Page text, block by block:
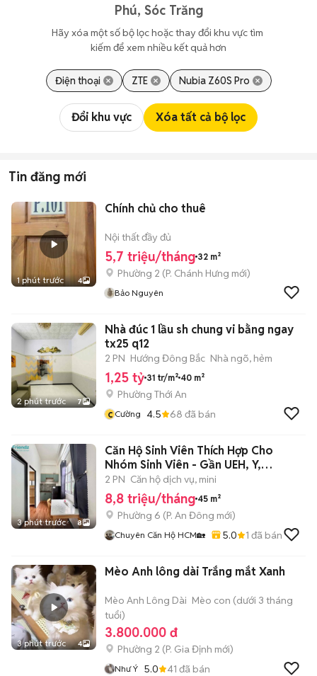
Phú, Sóc Trăng
Hãy xóa một số bộ lọc hoặc thay đổi khu vực tìm
kiếm để xem nhiều kết quả hơn
Điện thoại ZTE Nubia Z60S Pro
Đổi khu vực Xóa tất cả bộ lọc
Tin đăng mới
1 phút trước 4
Chính chủ cho thuê
Nội thất đầy đủ
5,7 triệu/tháng 32 m²
Phường 2 (P. Chánh Hưng mới)
Bảo Nguyên
2 phút trước 7
Nhà đúc 1 lầu sh chung vi bằng ngay
tx25 q12
2 PN Hướng Đông Bắc Nhà ngõ, hẻm
1,25 tỷ 31 tr/m² 40 m²
Phường Thới An
c Cường 4.5 68 đã bán
3 phút trước 8
Căn Hộ Sinh Viên Thích Hợp Cho
Nhóm Sinh Viên - Gần UEH, Y,
SGU,KHTN
2 PN Căn hộ dịch vụ, mini
8,8 triệu/tháng 45 m²
Phường 6 (P. An Đông mới)
Chuyên Căn Hộ HCM🏡 5.0 1 đã bán
3 phút trước 4
Mèo Anh lông dài Trắng mắt Xanh
Mèo Anh Lông Dài Mèo con (dưới 3 tháng
tuổi)
3.800.000 đ
Phường 2 (P. Gia Định mới)
Như Ý 5.0 41 đã bán